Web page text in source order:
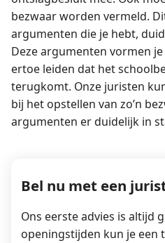
bezwaar worden vermeld.
argumenten die je hebt,
Deze argumenten vormen
ertoe leiden dat het
terugkomt. Onze juristen
bij het opstellen van zo’n
argumenten er duidelijk in
Bel nu met een
Ons eerste advies is altijd
openingstijden kun je een